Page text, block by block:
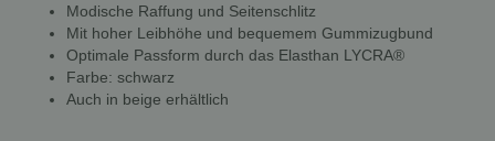
Modische Raffung und Seitenschlitz
Mit hoher Leibhöhe und bequemem Gummizugbund
Optimale Passform durch das Elasthan LYCRA®
Farbe: schwarz
Auch in beige erhältlich